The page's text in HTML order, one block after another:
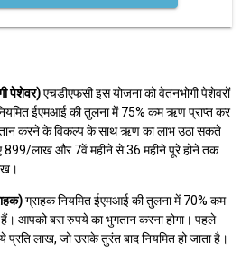
पेशेवर)एचडीएफसी इस योजना को वेतनभोगी पेशेवरों
ईएमआई की तुलना में 75% कम ऋण प्राप्त कर
करने के विकल्प के साथ ऋण का लाभ उठा सकते
लाख और 7वें महीने से 36 महीने पूरे होने तक
ग्राहक नियमित ईएमआई की तुलना में 70% कम
आपको बस रुपये का भुगतान करना होगा। पहले
प्रति लाख, जो उसके तुरंत बाद नियमित हो जाता है।